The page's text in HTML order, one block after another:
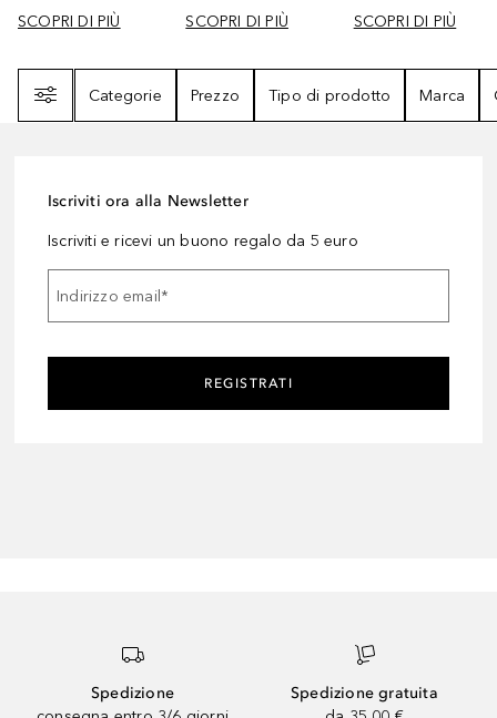
SCOPRI DI PIÙ
SCOPRI DI PIÙ
SCOPRI DI PIÙ
Categorie
Prezzo Tipo di prodotto Marca
Iscriviti ora alla Newsletter
Iscriviti e ricevi un buono regalo da 5 euro
Indirizzo email *
REGISTRATI
Spedizione
Spedizione gratuita